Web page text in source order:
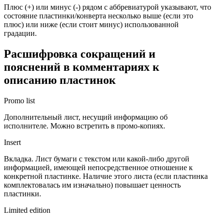
Плюс (+) или минус (-) рядом с аббревиатурой указывают, что
состояние пластинки/конверта несколько выше (если это
плюс) или ниже (если стоит минус) использованной
градации.
Расшифровка сокращений и
пояснений в комментариях к
описанию пластинок
Promo list
Дополнительный лист, несущий информацию об
исполнителе. Можно встретить в промо-копиях.
Insert
Вкладка. Лист бумаги с текстом или какой-либо другой
информацией, имеющей непосредственное отношение к
конкретной пластинке. Наличие этого листа (если пластинка
комплектовалась им изначально) повышает ценность
пластинки.
Limited edition